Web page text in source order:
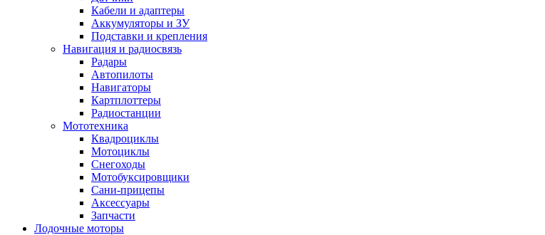
Кабели и адаптеры
Аккумуляторы и ЗУ
Подставки и крепления
Навигация и радиосвязь
Радары
Автопилоты
Навигаторы
Картплоттеры
Радиостанции
Мототехника
Квадроциклы
Мотоциклы
Снегоходы
Мотобуксировщики
Сани-прицепы
Аксессуары
Запчасти
Лодочные моторы